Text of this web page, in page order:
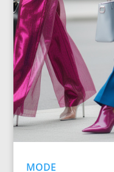
MODE